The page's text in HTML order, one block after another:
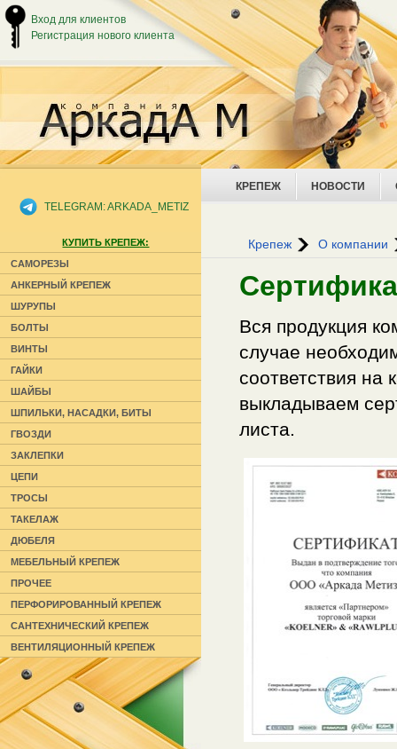
КРЕПЕЖ НОВОСТИ
Крепеж О компании
Вся продукция
случае
соответствия
выкладываем
листа.
TELEGRAM: ARKADA_METIZ
КУПИТЬ КРЕПЕЖ:
САМОРЕЗЫ
АНКЕРНЫЙ КРЕПЕЖ
ШУРУПЫ
БОЛТЫ
ВИНТЫ
ГАЙКИ
ШАЙБЫ
ШПИЛЬКИ, НАСАДКИ, БИТЫ
ГВОЗДИ
ЗАКЛЕПКИ
ЦЕПИ
ТРОСЫ
ТАКЕЛАЖ
ДЮБЕЛЯ
МЕБЕЛЬНЫЙ КРЕПЕЖ
ПРОЧЕЕ
ПЕРФОРИРОВАННЫЙ КРЕПЕЖ
САНТЕХНИЧЕСКИЙ КРЕПЕЖ
ВЕНТИЛЯЦИОННЫЙ КРЕПЕЖ
Вход для клиентов
Регистрация нового клиента